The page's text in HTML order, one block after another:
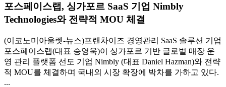
포스페이스랩, 싱가포르 SaaS 기업 Nimbly
Technologies와 전략적 MOU 체결
(이코노미아울렛-뉴스)프랜차이즈 경영관리 SaaS 솔루션 기업
포스페이스랩(대표 승영욱)이 싱가포르 기반 글로벌 매장 운
영 관리 플랫폼 선도 기업 Nimbly (대표 Daniel Hazman)와 전략
적 MOU를 체결하며 국내외 시장 확장에 박차를 가하고 있다.
...